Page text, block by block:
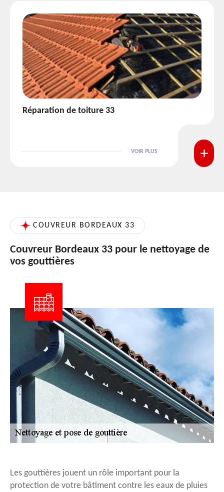
Isolation de toiture 33
VOIR PLUS
COUVREUR BORDEAUX 33
Couvreur Bordeaux 33 pour le nettoyage de
vos gouttières
Les gouttières jouent un rôle important pour la
protection de votre bâtiment contre les eaux de pluies